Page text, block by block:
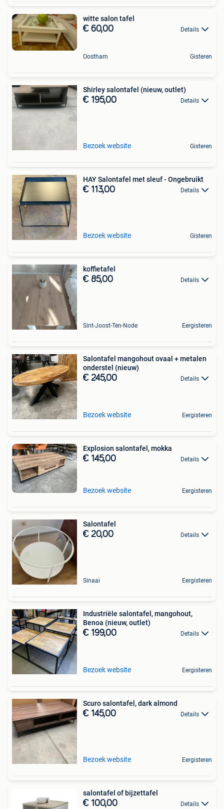
witte salon tafel
€ 60,00 Details
Oostham Gisteren
Shirley salontafel (nieuw, outlet)
€ 195,00 Details
Bezoek website Gisteren
HAY Salontafel met sleuf - Ongebruikt
€ 113,00 Details
Bezoek website Gisteren
koffietafel
€ 85,00 Details
Sint-Joost-Ten-Node Eergisteren
Salontafel mangohout ovaal + metalen
onderstel (nieuw)
€ 245,00 Details
Bezoek website Eergisteren
Explosion salontafel, mokka
€ 145,00 Details
Bezoek website Eergisteren
Salontafel
€ 20,00 Details
Sinaai Eergisteren
Industriële salontafel, mangohout,
Benoa (nieuw, outlet)
€ 199,00 Details
Bezoek website Eergisteren
Scuro salontafel, dark almond
€ 145,00 Details
Bezoek website Eergisteren
salontafel of bijzettafel
€ 100,00 Details